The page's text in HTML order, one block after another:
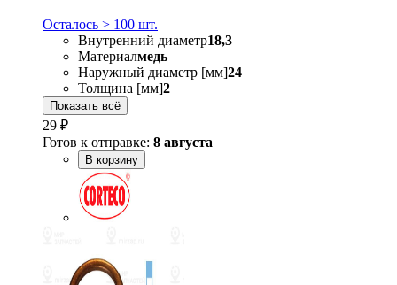
Осталось > 100 шт.
Внутренний диаметр18,3
Материалмедь
Наружный диаметр [мм]24
Толщина [мм]2
Показать всё
29 ₽
Готов к отправке: 8 августа
В корзину